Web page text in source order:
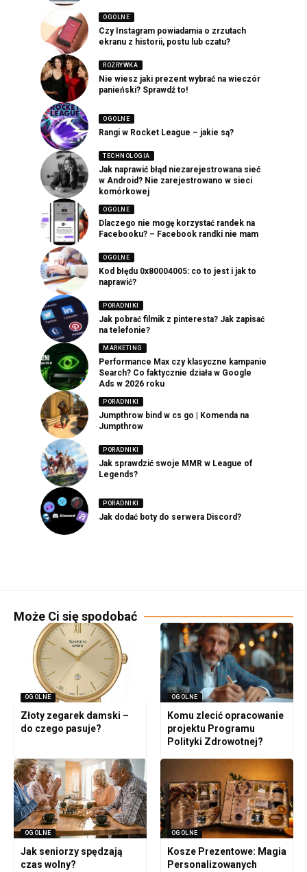
OGOLNE
Czy Instagram powiadamia o zrzutach
ekranu z historii, postu lub czatu?
ROZRYWKA
Nie wiesz jaki prezent wybrać na wieczór
panieński? Sprawdź to!
OGOLNE
Rangi w Rocket League – jakie są?
TECHNOLOGIA
Jak naprawić błąd niezarejestrowana sieć
w Android? Nie zarejestrowano w sieci
komórkowej
OGOLNE
Dlaczego nie mogę korzystać randek na
Facebooku? – Facebook randki nie mam
OGOLNE
Kod błędu 0x80004005: co to jest i jak to
naprawić?
PORADNIKI
Jak pobrać filmik z pinteresta? Jak zapisać
na telefonie?
MARKETING
Performance Max czy klasyczne kampanie
Search? Co faktycznie działa w Google
Ads w 2026 roku
PORADNIKI
Jumpthrow bind w cs go | Komenda na
Jumpthrow
PORADNIKI
Jak sprawdzić swoje MMR w League of
Legends?
PORADNIKI
Jak dodać boty do serwera Discord?
Może Ci się spodobać
OGOLNE
Złoty zegarek damski –
do czego pasuje?
OGOLNE
Komu zlecić opracowanie
projektu Programu
Polityki Zdrowotnej?
OGOLNE
Jak seniorzy spędzają
czas wolny?
OGOLNE
Kosze Prezentowe: Magia
Personalizowanych